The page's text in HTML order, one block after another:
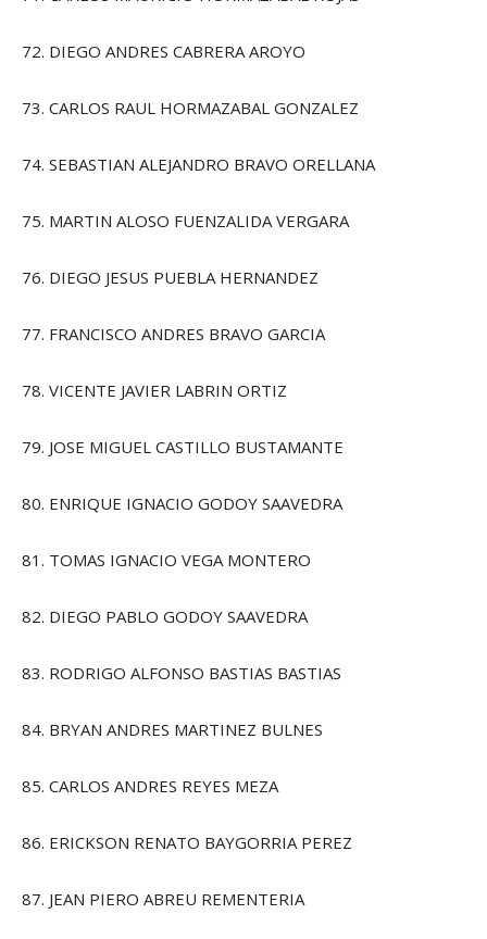
72. DIEGO ANDRES CABRERA AROYO
73. CARLOS RAUL HORMAZABAL GONZALEZ
74. SEBASTIAN ALEJANDRO BRAVO ORELLANA
75. MARTIN ALOSO FUENZALIDA VERGARA
76. DIEGO JESUS PUEBLA HERNANDEZ
77. FRANCISCO ANDRES BRAVO GARCIA
78. VICENTE JAVIER LABRIN ORTIZ
79. JOSE MIGUEL CASTILLO BUSTAMANTE
80. ENRIQUE IGNACIO GODOY SAAVEDRA
81. TOMAS IGNACIO VEGA MONTERO
82. DIEGO PABLO GODOY SAAVEDRA
83. RODRIGO ALFONSO BASTIAS BASTIAS
84. BRYAN ANDRES MARTINEZ BULNES
85. CARLOS ANDRES REYES MEZA
86. ERICKSON RENATO BAYGORRIA PEREZ
87. JEAN PIERO ABREU REMENTERIA